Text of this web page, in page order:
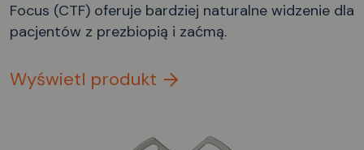
Focus (CTF) oferuje bardziej naturalne widzenie dla
pacjentów z prezbiopią i zaćmą.
Wyświetl produkt